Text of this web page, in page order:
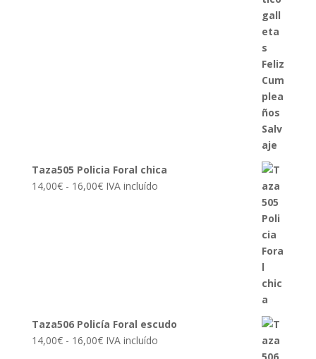
Taza505 Policia Foral chica
14,00€ - 16,00€Rango
IVA incluído
Taza506 Policía Foral escudo
14,00€ - 16,00€Rango
IVA incluído